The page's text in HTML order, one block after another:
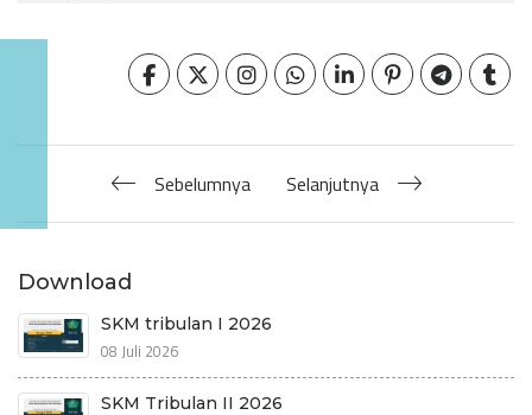
Sebelumnya Selanjutnya
Download
SKM tribulan I 2026
08 Juli 2026
SKM Tribulan II 2026